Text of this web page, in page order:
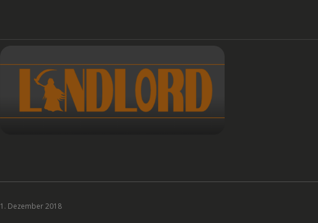
1. Dezember 2018